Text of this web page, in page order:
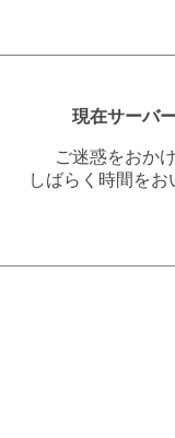
現在サーバ
ご迷惑をおか
しばらく時間を